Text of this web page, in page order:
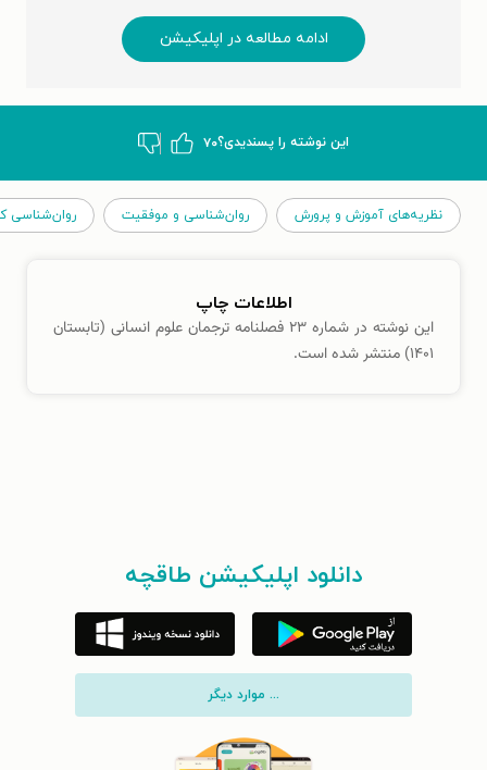
ادامه مطالعه در اپلیکیشن
این نوشته‌ را پسندیدی؟۷۰
نظریه‌های آموزش و پرورش روان‌شناسی و موفقیت روان‌شناسی
اطلاعات چاپ
این نوشته در شماره ۲۳ فصلنامه ترجمان علوم انسانی (تابستان
۱۴۰۱) منتشر شده است.
دانلود اپلیکیشن طاقچه
... موارد دیگر